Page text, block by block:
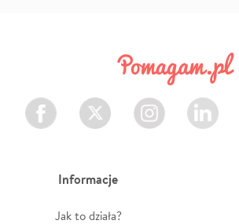
Facebook Twitter Instagram LinkedIn
Informacje
Jak to działa?